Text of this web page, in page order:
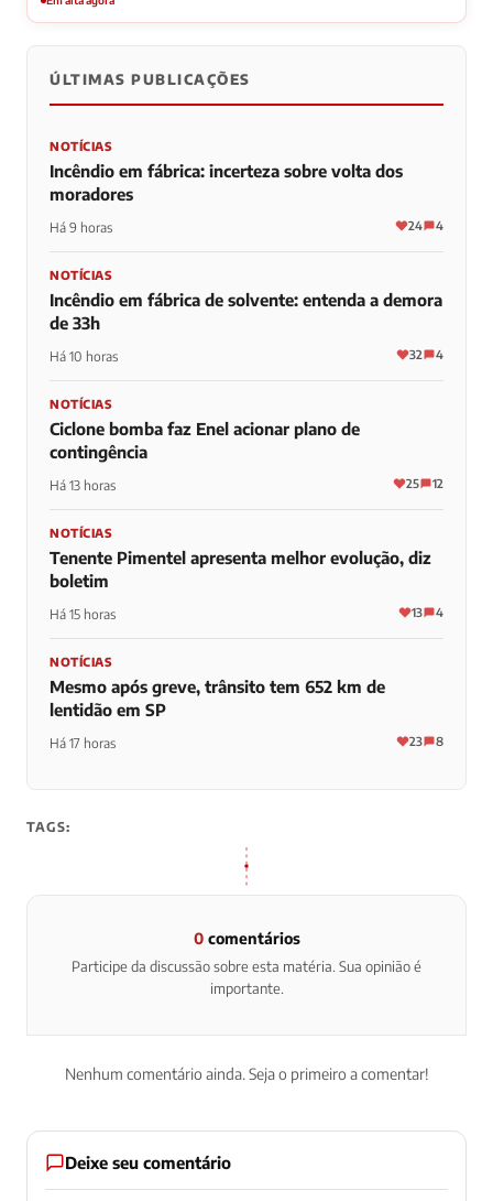
ÚLTIMAS PUBLICAÇÕES
NOTÍCIAS
Incêndio em fábrica: incerteza sobre volta dos
moradores
Há 9 horas 24 4
NOTÍCIAS
Incêndio em fábrica de solvente: entenda a demora
de 33h
Há 10 horas 32 4
NOTÍCIAS
Ciclone bomba faz Enel acionar plano de
contingência
Há 13 horas 25 12
NOTÍCIAS
Tenente Pimentel apresenta melhor evolução, diz
boletim
Há 15 horas 13 4
NOTÍCIAS
Mesmo após greve, trânsito tem 652 km de
lentidão em SP
Há 17 horas 23 8
TAGS:
0comentários
Participe da discussão sobre esta matéria. Sua opinião é
importante.
Nenhum comentário ainda. Seja o primeiro a comentar!
Deixe seu comentário